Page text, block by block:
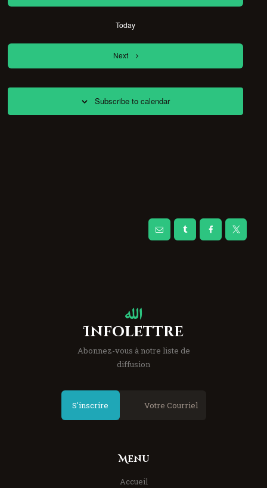
Today
Next
Events
Subscribe to calendar
Infolettre
Abonnez-vous à notre liste de
diffusion
S'inscrire
Menu
Accueil